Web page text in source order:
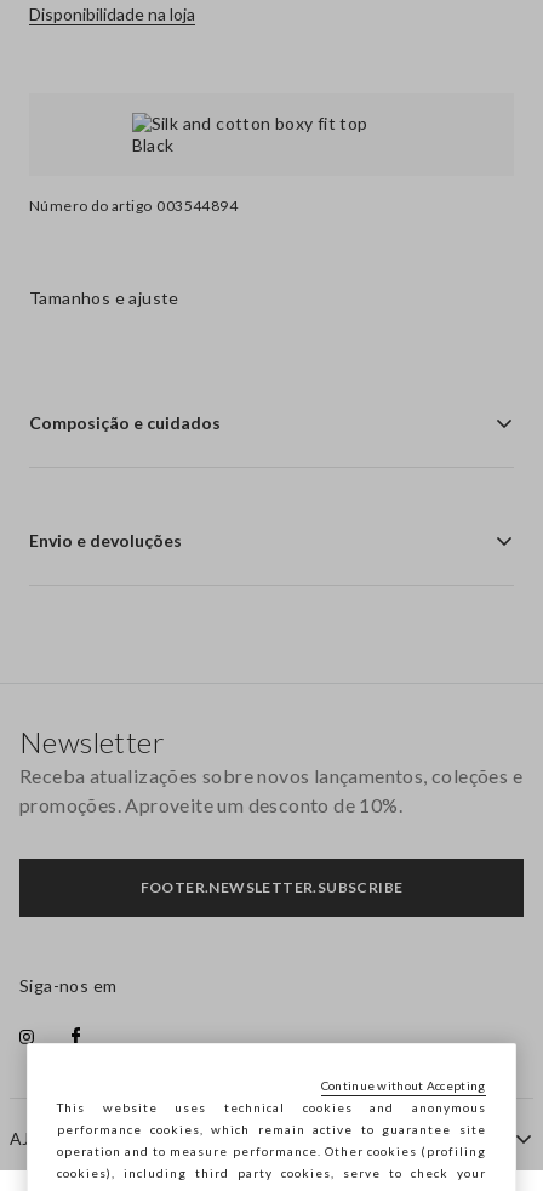
Número do artigo 003544894
Disponibilidade na loja
Tamanhos e ajuste
Composição e cuidados
Envio e devoluções
AJUDA
Newsletter
Receba atualizações sobre novos lançamentos, coleções e
promoções. Aproveite um desconto de 10%.
FOOTER.NEWSLETTER.SUBSCRIBE
Siga-nos em
This website uses technical cookies and anonymous
performance cookies, which remain active to guarantee site
operation and to measure performance. Other cookies (profiling
cookies), including third party cookies, serve to check your
Continue without Accepting